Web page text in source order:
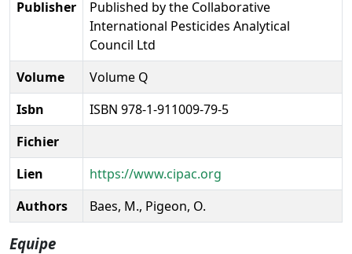
Publisher
Published by the Collaborative
International Pesticides Analytical
Council Ltd
Volume
Volume Q
Isbn
ISBN 978-1-911009-79-5
Fichier
Lien
https://www.cipac.org
Authors
Baes, M., Pigeon, O.
Equipe